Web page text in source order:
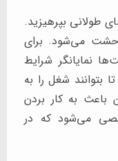
طولانی بپرهیزید.
می‌شود. برای
نمایانگر شرایط
شغل را به
باعث به کار بردن
می‌شود که در